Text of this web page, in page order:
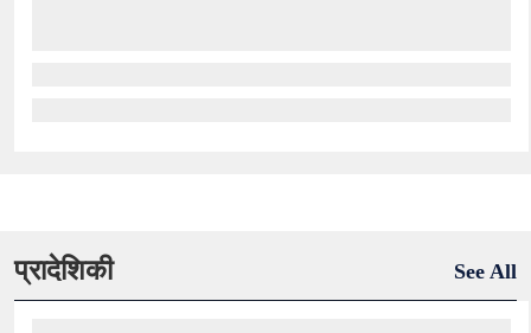
प्रादेशिकी See All